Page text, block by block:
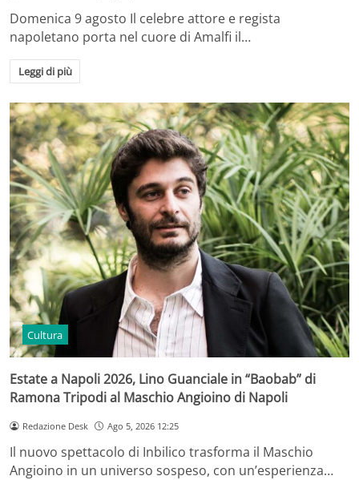
Domenica 9 agosto Il celebre attore e regista
napoletano porta nel cuore di Amalfi il…
Leggi di più
Cultura
Estate a Napoli 2026, Lino Guanciale in “Baobab” di
Ramona Tripodi al Maschio Angioino di Napoli
Redazione Desk Ago 5, 2026 12:25
Il nuovo spettacolo di Inbilico trasforma il Maschio
Angioino in un universo sospeso, con un’esperienza…